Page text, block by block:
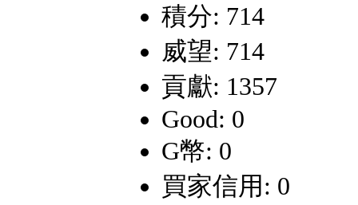
積分: 714
威望: 714
貢獻: 1357
Good: 0
G幣: 0
買家信用: 0